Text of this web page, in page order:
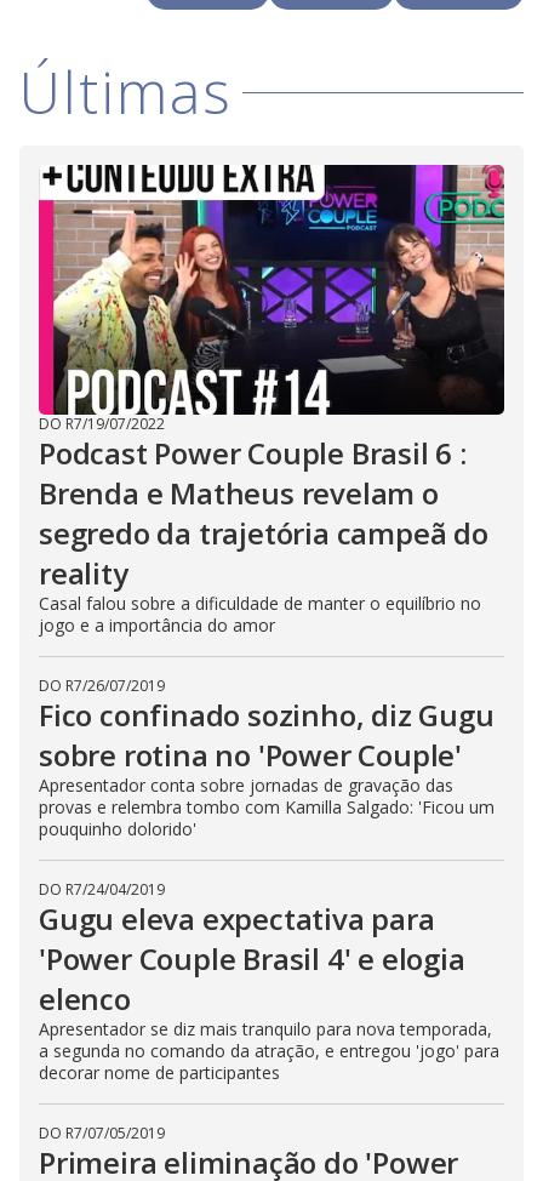
e
o
Últimas
DO R7/19/07/2022
Podcast Power Couple Brasil 6 :
Brenda e Matheus revelam o
segredo da trajetória campeã do
reality
Casal falou sobre a dificuldade de manter o equilíbrio no
jogo e a importância do amor
DO R7/26/07/2019
Fico confinado sozinho, diz Gugu
sobre rotina no 'Power Couple'
Apresentador conta sobre jornadas de gravação das
provas e relembra tombo com Kamilla Salgado: 'Ficou um
pouquinho dolorido'
DO R7/24/04/2019
Gugu eleva expectativa para
'Power Couple Brasil 4' e elogia
elenco
Apresentador se diz mais tranquilo para nova temporada,
a segunda no comando da atração, e entregou 'jogo' para
decorar nome de participantes
DO R7/07/05/2019
Primeira eliminação do 'Power